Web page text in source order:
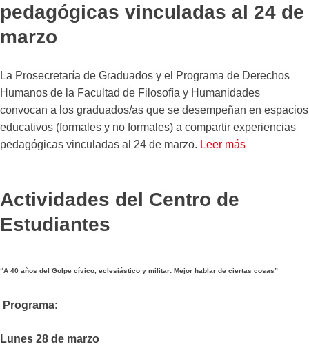
pedagógicas vinculadas al 24 de
marzo
La Prosecretaría de Graduados y el Programa de Derechos
Humanos de la Facultad de Filosofía y Humanidades
convocan a los graduados/as que se desempeñan en espacios
educativos (formales y no formales) a compartir experiencias
pedagógicas vinculadas al 24 de marzo. Leer más
Actividades del Centro de
Estudiantes
“A 40 años del Golpe cívico, eclesiástico y militar: Mejor hablar de ciertas cosas”
Programa:
Lunes 28 de marzo